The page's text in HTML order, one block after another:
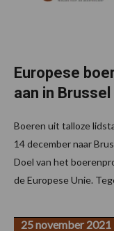
Europese
aan in Brussel
Boeren uit talloze
14 december naar
Doel van het
de Europese Unie.
25 november 2021